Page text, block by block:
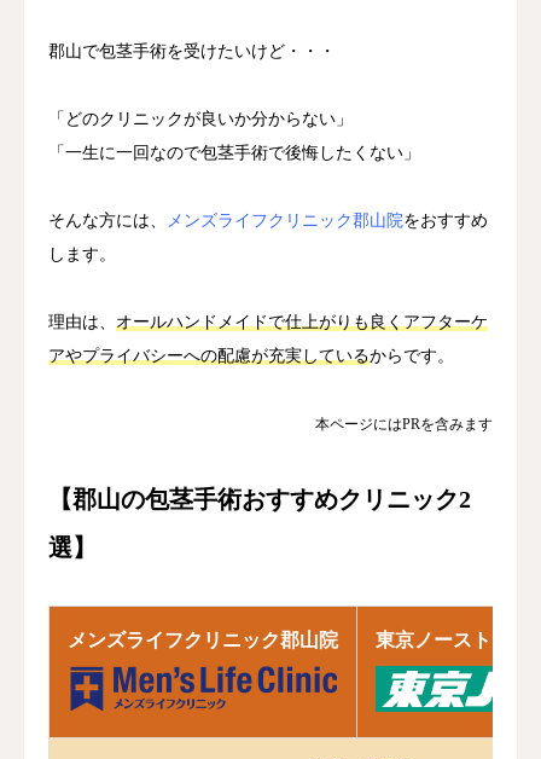
郡山で包茎手術を受けたいけど・・・
「どのクリニックが良いか分からない」
「一生に一回なので包茎手術で後悔したくない」
そんな方には、 メンズライフクリニック郡山院をおすすめ
します。
理由は、 オールハンドメイドで仕上がりも良くアフターケ
アやプライバシーへの配慮が充実しているからです。
本ページにはPRを含みます
【郡山の包茎手術おすすめクリニック2
選】
メンズライフクリニック郡山院 東京ノーストクリ